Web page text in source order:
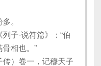
。
子·说符篇》：“伯
相也。”
）卷一，记穆天子